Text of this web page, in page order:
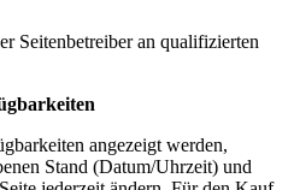
Seitenbetreiber an qualifizierten
angezeigt werden,
Stand (Datum/Uhrzeit) und